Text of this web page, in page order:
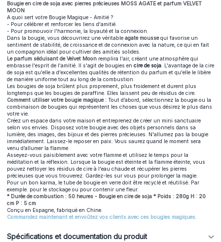
Bougie en cire de soja avec pierres précieuses MOSS AGATE et parfum VELVET
MOON
A quoi sert votre Bougie Magique - Amitié ?
- Pour célébrer et renforcer les liens d'amitié.
- Pour promouvoir l'harmonie, la loyauté et la connexion.
Dans la bougie, vous découvrirez une véritable agate moussequi favorise un
sentiment de stabilité, de croissance et de connexion avec la nature, ce qui en fait
un compagnon idéal pour cultiver des amitiés solides.
Le parfum séduisant de Velvet Moon remplira l'air, créant une atmosphère qui
embrasse l'esprit de l'amitié. Il s'agit de bougies en cire de soja. L'avantage de la cire
de soja est qu'elle a d'excellentes qualités de rétention du parfum et qu'elle le libère
de manière uniforme tout au long de la combustion.
Les bougies de soja brûlent plus proprement, plus froidement et durent plus
longtemps que les bougies de paraffine. Elles laissent peu de résidus de cire.
Comment utiliser votre bougie magique : Tout d’abord, sélectionnez la bougie ou la
combinaison de bougies qui représentent les choses que vous désirez le plus dans
votre vie.
Créez un espace dans votre maison et entreprenez de créer un mini sanctuaire
selon vos envies. Disposez votre bougie avec des objets personnels dans sa
lumière, des images, des bijoux et des pierres précieuses. N'allumez pas la bougie
immédiatement. Laissez-le reposer en paix. Vous saurez quand le moment sera
venu d’allumer la flamme.
Asseyez-vous paisiblement avec votre flamme et utilisez le temps pour la
méditation et la réflexion. Lorsque la bougie est éteinte et la flamme éteinte, vous
pouvez nettoyer les résidus de cire à l'eau chaude et récupérer les pierres
précieuses que vous trouverez. Gardez-les sur vous pour prolonger la magie.
Pour un bon karma, le tube de bougie en verre doit être recyclé et réutilisé. Par
exemple. pour le stockage ou pour contenir une fleur.
* Durée de combustion : 50 heures - Bougie en cire de soja * Poids : 280g H : 20
cm P : 5 cm
Conçu en Espagne, fabriqué en Chine.
Commandez maintenant et envoûtez vos clients avec ces bougies magiques.
Spécifications et documentation du produit